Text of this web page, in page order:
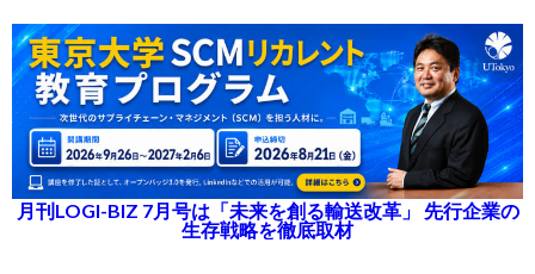
月刊LOGI-BIZ 7月号は「未来を創る輸送改革」 先行企業の
生存戦略を徹底取材